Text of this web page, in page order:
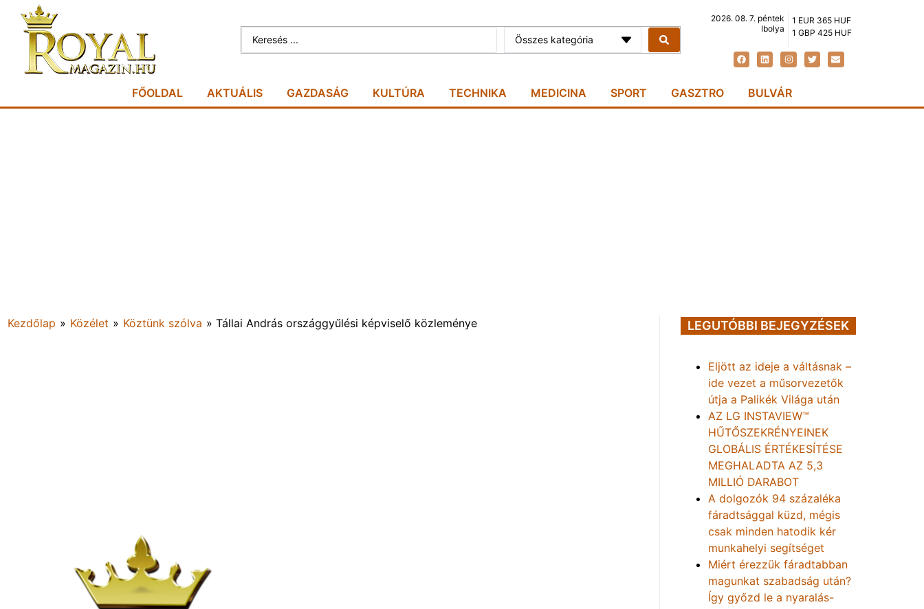
Összes kategória
2026. 08. 7. péntek
Ibolya
1 EUR 365 HUF
1 GBP 425 HUF
FŐOLDAL AKTUÁLIS GAZDASÁG KULTÚRA TECHNIKA MEDICINA SPORT GASZTRO BULVÁR
Kezdőlap » Közélet » Köztünk szólva » Tállai András országgyűlési képviselő közleménye LEGUTÓBBI BEJEGYZÉSEK
Eljött az ideje a váltásnak –
ide vezet a műsorvezetők
útja a Palikék Világa után
AZ LG INSTAVIEW™
HŰTŐSZEKRÉNYEINEK
GLOBÁLIS ÉRTÉKESÍTÉSE
MEGHALADTA AZ 5,3
MILLIÓ DARABOT
A dolgozók 94 százaléka
fáradtsággal küzd, mégis
csak minden hatodik kér
munkahelyi segítséget
Miért érezzük fáradtabban
magunkat szabadság után?
Így győzd le a nyaralás-